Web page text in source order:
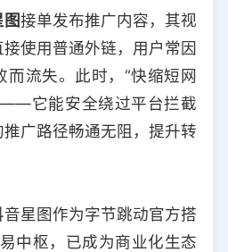
接单发布推广内容，其视
使用普通外链，用户常因
而流失。此时，“快缩短网
它能安全绕过平台拦截
广路径畅通无阻，提升转
星图作为字节跳动官方搭
中枢，已成为商业化生态